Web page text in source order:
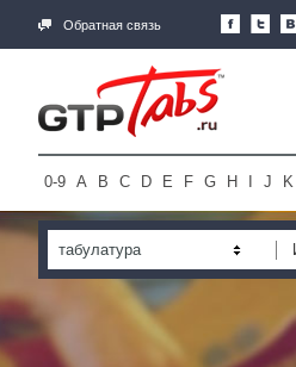
Обратная связь
0-9 A B C D E F G H J K
табулатура